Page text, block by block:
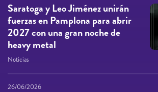
Saratoga y Leo Jiménez unirán
fuerzas en Pamplona para abrir
2027 con una gran noche de
heavy metal
Noticias
26/06/2026